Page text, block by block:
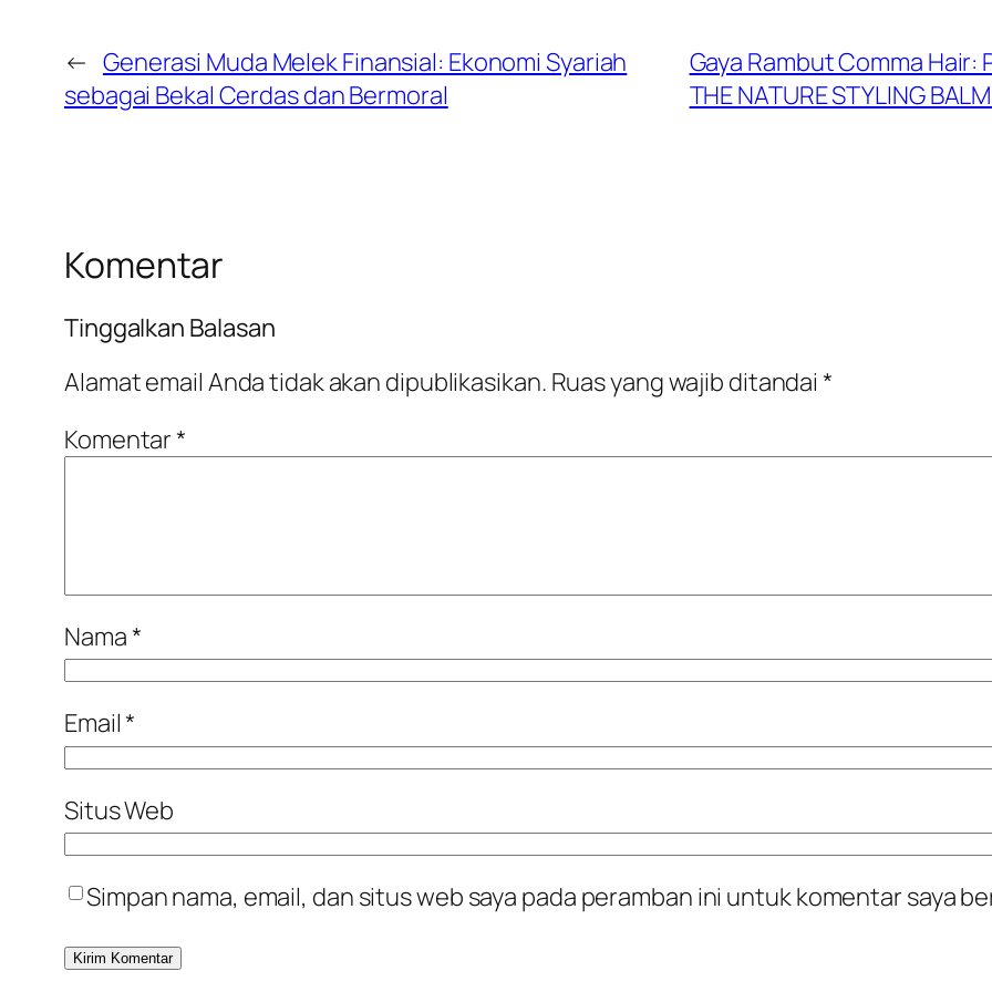
← Generasi Muda Melek Finansial: Ekonomi Syariah
sebagai Bekal Cerdas dan Bermoral
Gaya Rambut Comma Hair:
THE NATURE STYLING
Komentar
Tinggalkan Balasan
Alamat email Anda tidak akan dipublikasikan. Ruas yang wajib ditandai*
Komentar*
Nama*
Email*
Situs Web
Simpan nama, email, dan situs web saya pada peramban ini untuk komentar saya